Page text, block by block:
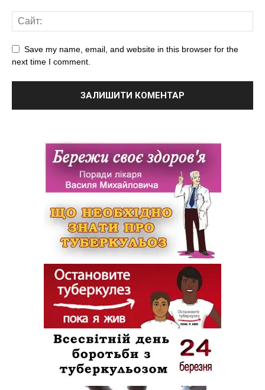
Save my name, email, and website in this browser for the
next time I comment.